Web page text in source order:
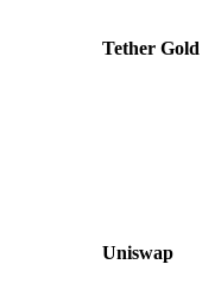
Tether Gold
Uniswap